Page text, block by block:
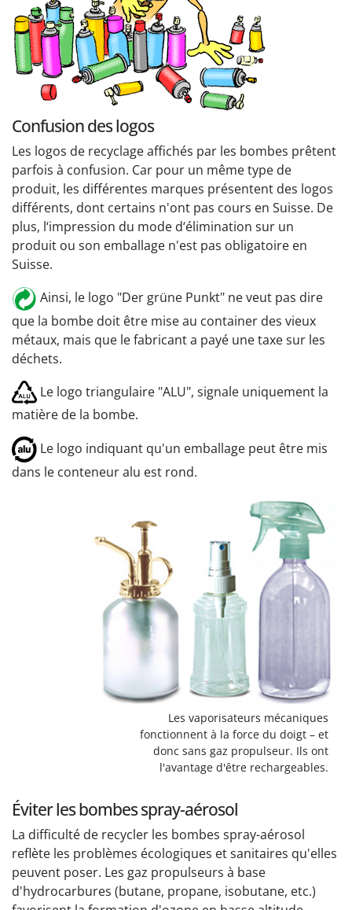
Confusion des logos
Les logos de recyclage affichés par les bombes prêtent
parfois à confusion. Car pour un même type de
produit, les différentes marques présentent des logos
différents, dont certains n'ont pas cours en Suisse. De
plus, l‘impression du mode d‘élimination sur un
produit ou son emballage n'est pas obligatoire en
Suisse.
Ainsi, le logo "Der grüne Punkt" ne veut pas dire
que la bombe doit être mise au container des vieux
métaux, mais que le fabricant a payé une taxe sur les
déchets.
Le logo triangulaire "ALU", signale uniquement la
matière de la bombe.
Le logo indiquant qu'un emballage peut être mis
dans le conteneur alu est rond.
Les vaporisateurs mécaniques
fonctionnent à la force du doigt – et
donc sans gaz propulseur. Ils ont
l'avantage d'être rechargeables.
Éviter les bombes spray-aérosol
La difficulté de recycler les bombes spray-aérosol
reflète les problèmes écologiques et sanitaires qu'elles
peuvent poser. Les gaz propulseurs à base
d'hydrocarbures (butane, propane, isobutane, etc.)